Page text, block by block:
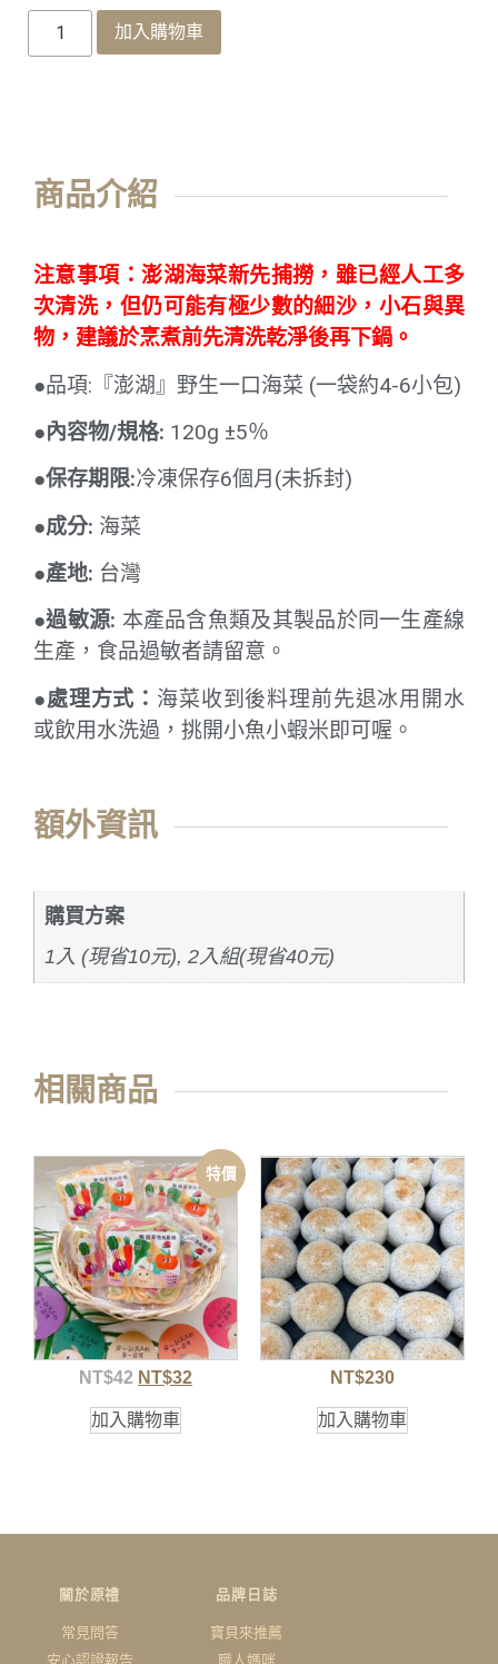
加入購物車
商品介紹
注意事項：澎湖海菜新先捕撈，雖已經人工多
次清洗，但仍可能有極少數的細沙，小石與異
物，建議於烹煮前先清洗乾淨後再下鍋。
●品項:『澎湖』野生一口海菜 (一袋約4-6小包)
●內容物/規格: 120g ±5％
●保存期限:冷凍保存6個月(未拆封)
●成分: 海菜
●產地: 台灣
●過敏源: 本產品含魚類及其製品於同一生產線
生產，食品過敏者請留意。
●處理方式： 海菜收到後料理前先退冰用開水
或飲用水洗過，挑開小魚小蝦米即可喔。
額外資訊
購買方案
1入 (現省10元), 2入組(現省40元)
相關商品
特價
NT$42 NT$32
加入購物車
NT$230
加入購物車
關於原禮
常見問答
安心認證報告
品牌日誌
寶貝來推薦
職人媽咪